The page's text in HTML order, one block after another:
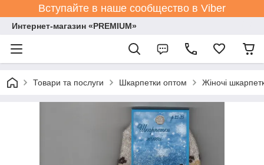
Вступайте в наше сообщество в Viber
Интернет-магазин «PREMIUM»
Товари та послуги Шкарпетки оптом Жіночі